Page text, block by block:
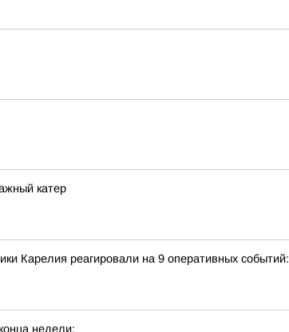
катер
Карелия реагировали на 9 оперативных событий:
недели: